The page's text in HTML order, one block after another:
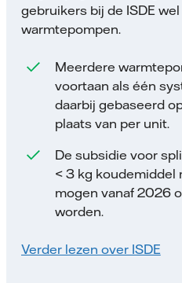
gebruikers bij de ISDE
warmtepompen.
Meerdere
voortaan als één
daarbij gebaseerd
plaats van per unit.
De subsidie voor
< 3 kg koudemiddel
mogen vanaf 2026
worden.
Verder lezen over ISDE